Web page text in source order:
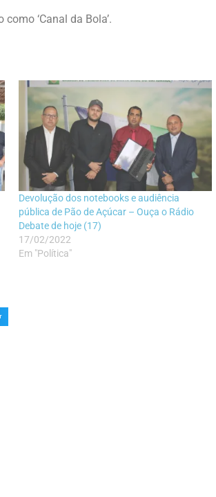
‘Canal da Bola’.
Devolução dos notebooks e audiência
pública de Pão de Açúcar – Ouça o Rádio
Debate de hoje (17)
17/02/2022
Em "Política"